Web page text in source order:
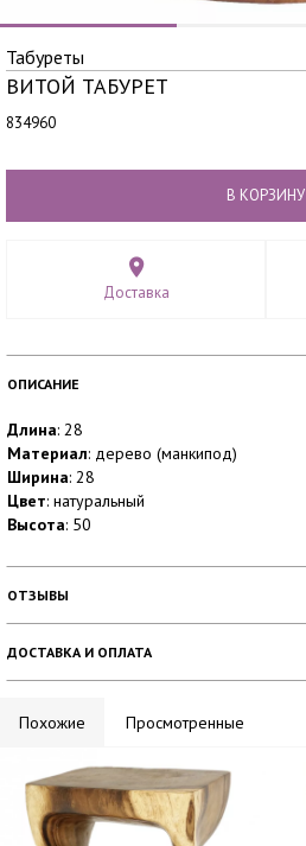
Табуреты
ВИТОЙ ТАБУРЕТ
834960
В КОРЗИНУ
Доставка
ОПИСАНИЕ
Длина: 28
Материал: дерево (манкипод)
Ширина: 28
Цвет: натуральный
Высота: 50
ОТЗЫВЫ
ДОСТАВКА И ОПЛАТА
Похожие Просмотренные